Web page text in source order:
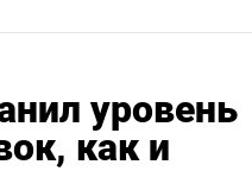
уровень
как и